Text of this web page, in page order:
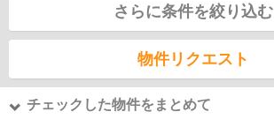
さらに条件を絞り込む
物件リクエスト
チェックした物件をまとめて